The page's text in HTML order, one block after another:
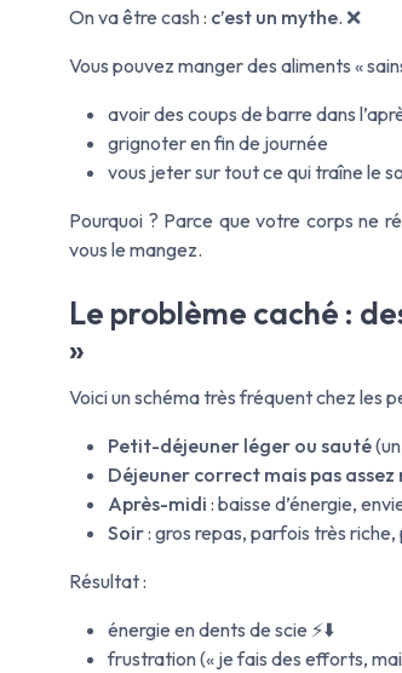
On va être cash : c’est un mythe. ❌
Vous pouvez manger des aliments «
avoir des coups de barre dans
grignoter en fin de journée
vous jeter sur tout ce qui traîne le
Pourquoi ? Parce que votre corps ne
vous le mangez.
Le problème caché :
»
Voici un schéma très fréquent chez les
Petit-déjeuner léger ou sauté
Déjeuner correct mais pas
Après-midi : baisse d’énergie,
Soir: gros repas, parfois très riche,
Résultat :
énergie en dents de scie ⚡⬇️
frustration (« je fais des efforts,